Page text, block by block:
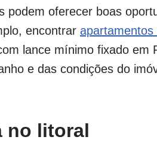
podem oferecer boas
encontrar apartamentos
lance mínimo fixado em
e das condições do
no litoral